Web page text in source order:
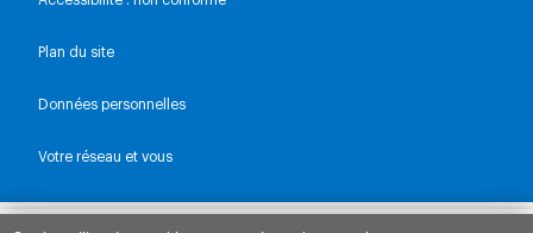
Plan du site
Données personnelles
Votre réseau et vous